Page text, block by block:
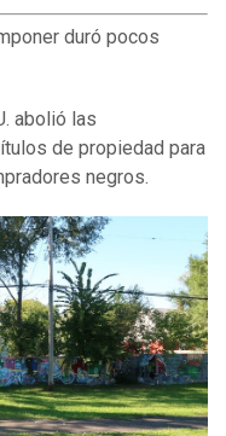
duró pocos
abolió las
de propiedad para
negros.